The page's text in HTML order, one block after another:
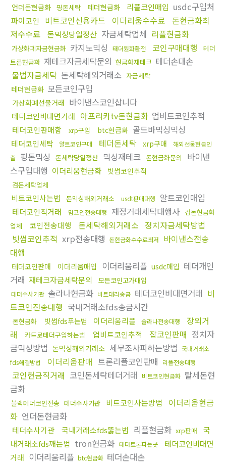
언더돈현금화 핑돈세탁 테더현금화 리플코인매입 usdc구입처
파이코인 비트코인신용카드 이더리움수수료
돈현금화최
저수수료
돈믹싱당일정산 자금세탁업체 리플현금화
가상화폐자금현금화 카지노믹싱 태더원화환전 코인구매대행
테더
트론현금화 재테크자금세탁문의 현금화재테크 테더손대손
불법자금세탁 돈세탁해외거래소 자금세탁
테더현금화 모든코인구입
가상화폐선물거래 바이낸스코인삽니다
테더코인비대면거래 아프리카tv돈현금화 업비트코인추적
테더코인판매함 xrp구입 btc현금화 골드바믹싱믹싱
테더코인세탁 알트코인구매 테더돈세탁 xrp구매
해외선물현금인
출 핑돈믹싱 돈세탁당일정산 믹싱재테크 돈현금화문의
바이낸
스구입대행 이더리움현금화 빗썸코인추적
검돈세탁업체
비트코인사는법 돈믹싱해외거래소 usdt판매대행 알트코인매입
테더코인직거래 밈코인전송대행 재정거래세탁대행사 검돈현금화
업체
코인전송대행 돈세탁해외거래소 정치자금세탁방법
빗썸코인추적 xrp전송대행 돈현금화수수료최저
바이낸스전송
대행
테더코인판매 이더리움매입 이더리움리플 usdc매입 테더개인
거래 재테크자금세탁문의 모든코인고가매입
테더수사기관 솔라나현금화 비트대리송금 테더코인비대면거래 비
트코인전송대행 국내거래소fds송금시간
돈현금화 빗썸fds푸는법 이더리움리플 솔라나전송대행
장외거
래
카드로테더구입하는법 업비트코인추적 잡코인판매 정치자
금믹싱방법 돈믹싱해외거래소 세무조사피하는방법 국내거래소
fds해결방법
이더리움판매 트론리플코인판매 리플전송대행
코인현금직거래 코인돈세탁테더거래 비트코인현금화 탈세돈현
금화
블랙테더코인전송 테더수사기관 비트코인사는방법
이더리움현금
화 언더돈현금화
테더수사기관 국내거래소fds뚫는법 리플현금화 xrp판매
국
내거래소fds깨는법 tron현금화 테더트론파는곳
테더코인비대면
거래 이더리움리플 btc현금화 테더손대손